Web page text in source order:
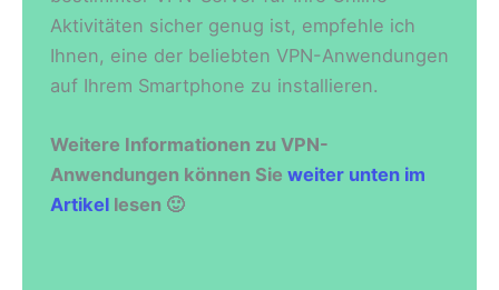
Aktivitäten sicher genug ist, empfehle ich
Ihnen, eine der beliebten VPN-Anwendungen
auf Ihrem Smartphone zu installieren.
Weitere Informationen zu VPN-
Anwendungen können Sie weiter unten im
Artikellesen 🙂